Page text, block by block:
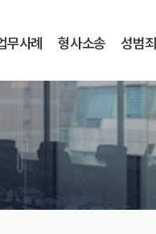
무사례 형사소송 성범